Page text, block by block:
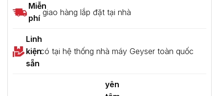
Miễn
phí
giao hàng lắp đặt tại nhà
Linh
kiện
sẵn
có tại hệ thống nhà máy Geyser toàn quốc
yên